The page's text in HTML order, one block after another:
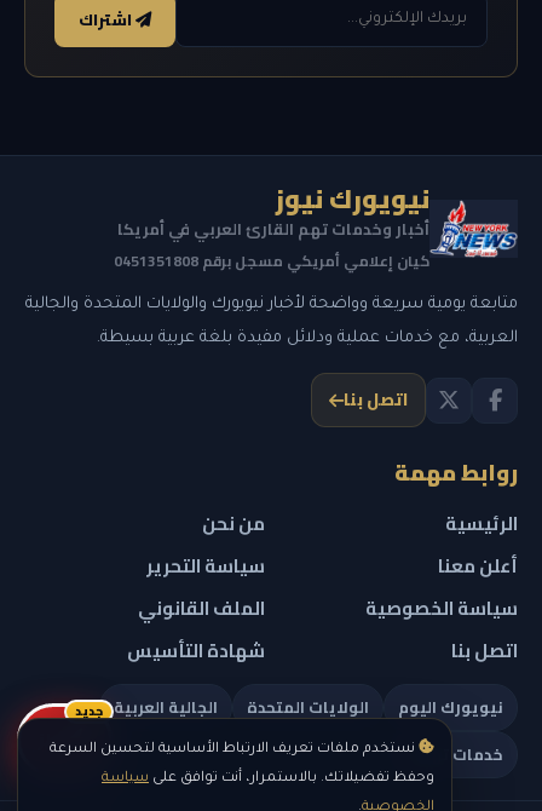
نستخدم ملفات تعريف الارتباط الأساسية لتحسين السرعة
وحفظ تفضيلاتك. بالاستمرار، أنت توافق على سياسة
اشتراك
نيويورك نيوز
أخبار وخدمات تهم القارئ العربي في أمريكا
كيان إعلامي أمريكي مسجل برقم 0451351808
متابعة يومية سريعة وواضحة لأخبار نيويورك والولايات المتحدة والجالية
العربية، مع خدمات عملية ودلائل مفيدة بلغة عربية بسيطة.
اتصل بنا
روابط مهمة
الرئيسية
من نحن
أعلن معنا
سياسة التحرير
سياسة الخصوصية
الملف القانوني
اتصل بنا
شهادة التأسيس
نيويورك اليوم الولايات المتحدة
الجالية العربية
خدمات تهمك
ريلز
جديد